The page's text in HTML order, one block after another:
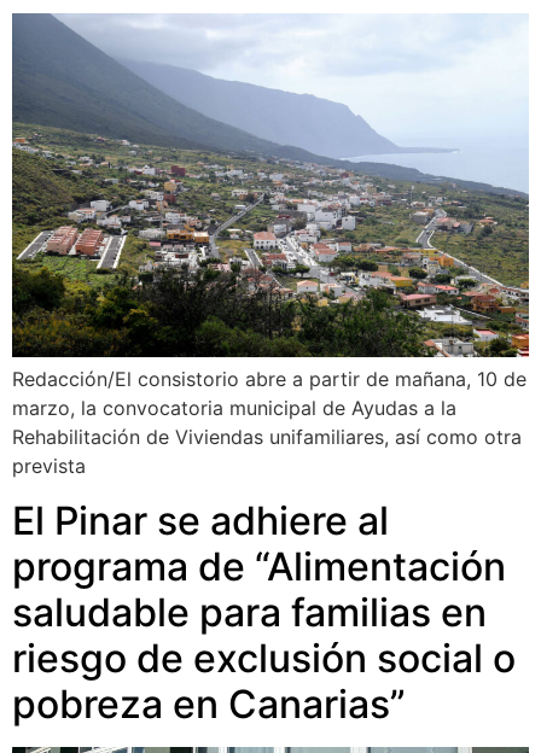
Redacción/El consistorio abre a partir de mañana, 10 de
marzo, la convocatoria municipal de Ayudas a la
Rehabilitación de Viviendas unifamiliares, así como otra
prevista
El Pinar se adhiere al
programa de “Alimentación
saludable para familias en
riesgo de exclusión social o
pobreza en Canarias”